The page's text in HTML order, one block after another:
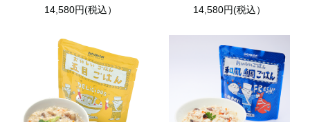
14,580円(税込） 14,580円(税込）